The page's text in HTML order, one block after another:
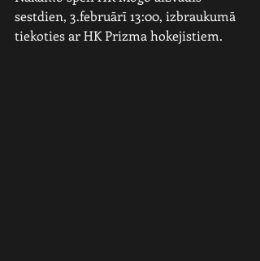
sestdien, 3.februārī 13:00, izbraukumā
tiekoties ar HK Prizma hokejistiem.